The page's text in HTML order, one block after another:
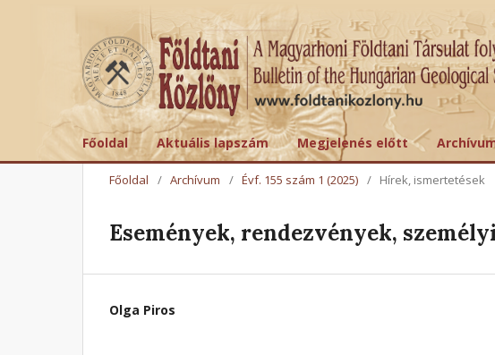
Főoldal Aktuális lapszám Megjelenés előtt
Főoldal / Archívum / Évf. 155 szám 1 (2025) / Hírek, ismertetések
Események, rendezvények,
Olga Piros